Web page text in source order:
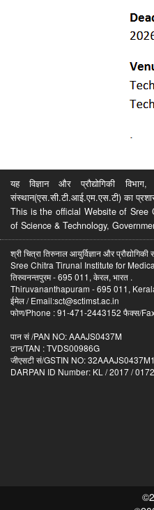
यह विज्ञान और प्रौद्योगिकी
संस्थान(एस.सी.टी.आई.एम.एस.टी) का
This is the official Website of Sree
of Science & Technology,
श्री चित्रा तिरुनाल आयुर्विज्ञान और
Sree Chitra Tirunal Institute for
तिरुवनन्तपुरम - 695 011, केरल, भारत .
Thiruvananthapuram - 695 011,
ईमेल / Email:sct@sctimst.ac.in
फोण/Phone : 91-471-2443152 फैक्स/
पान सं /PAN NO: AAAJS0437M
टान/TAN : TVDS00986G
जीएसटी सं/GSTIN NO:
DARPAN ID Number: KL / 2017 /